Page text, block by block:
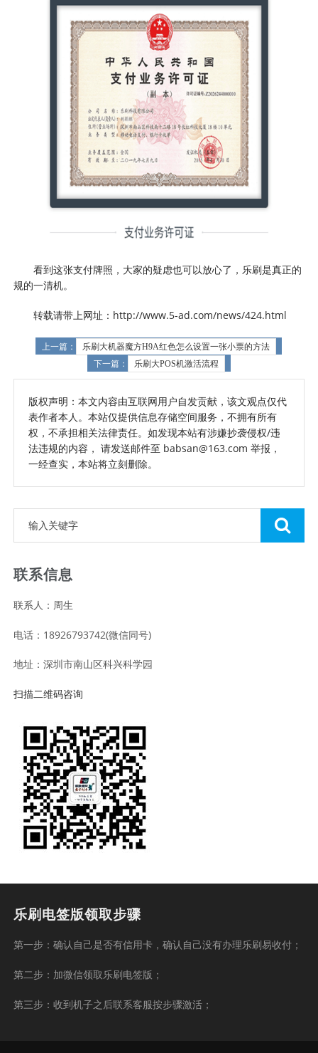
看到这张支付牌照，大家的疑虑也可以放心了，乐刷是真正的
规的一清机。
转载请带上网址：http://www.5-ad.com/news/424.html
上一篇：
乐刷大机器魔方H9A红色怎么设置一张小票的方法
下一篇：
乐刷大POS机激活流程
版权声明：本文内容由互联网用户自发贡献，该文观点仅代
表作者本人。本站仅提供信息存储空间服务，不拥有所有
权，不承担相关法律责任。如发现本站有涉嫌抄袭侵权/违
法违规的内容， 请发送邮件至 babsan@163.com 举报，
一经查实，本站将立刻删除。
联系信息
联系人：周生
电话：18926793742(微信同号)
地址：深圳市南山区科兴科学园
扫描二维码咨询
乐刷电签版领取步骤
第一步：确认自己是否有信用卡，确认自己没有办理乐刷易收付；
第二步：加微信领取乐刷电签版；
第三步：收到机子之后联系客服按步骤激活；